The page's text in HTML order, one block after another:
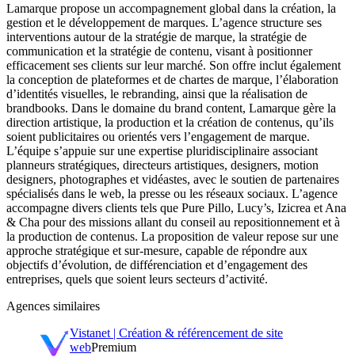
Lamarque propose un accompagnement global dans la création, la
gestion et le développement de marques. L’agence structure ses
interventions autour de la stratégie de marque, la stratégie de
communication et la stratégie de contenu, visant à positionner
efficacement ses clients sur leur marché. Son offre inclut également
la conception de plateformes et de chartes de marque, l’élaboration
d’identités visuelles, le rebranding, ainsi que la réalisation de
brandbooks. Dans le domaine du brand content, Lamarque gère la
direction artistique, la production et la création de contenus, qu’ils
soient publicitaires ou orientés vers l’engagement de marque.
L’équipe s’appuie sur une expertise pluridisciplinaire associant
planneurs stratégiques, directeurs artistiques, designers, motion
designers, photographes et vidéastes, avec le soutien de partenaires
spécialisés dans le web, la presse ou les réseaux sociaux. L’agence
accompagne divers clients tels que Pure Pillo, Lucy’s, Izicrea et Ana
& Cha pour des missions allant du conseil au repositionnement et à
la production de contenus. La proposition de valeur repose sur une
approche stratégique et sur-mesure, capable de répondre aux
objectifs d’évolution, de différenciation et d’engagement des
entreprises, quels que soient leurs secteurs d’activité.
Agences similaires
Vistanet | Création & référencement de site
webPremium